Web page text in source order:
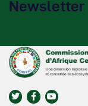
Newsletter